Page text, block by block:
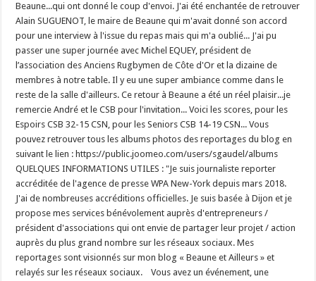
Beaune...qui ont donné le coup d'envoi. J'ai été enchantée de retrouver
Alain SUGUENOT, le maire de Beaune qui m'avait donné son accord
pour une interview à l'issue du repas mais qui m'a oublié... J'ai pu
passer une super journée avec Michel EQUEY, président de
l’association des Anciens Rugbymen de Côte d'Or et la dizaine de
membres à notre table. Il y eu une super ambiance comme dans le
reste de la salle d'ailleurs. Ce retour à Beaune a été un réel plaisir...je
remercie André et le CSB pour l'invitation... Voici les scores, pour les
Espoirs CSB 32-15 CSN, pour les Seniors CSB 14-19 CSN... Vous
pouvez retrouver tous les albums photos des reportages du blog en
suivant le lien : https://public.joomeo.com/users/sgaudel/albums
QUELQUES INFORMATIONS UTILES : "Je suis journaliste reporter
accréditée de l'agence de presse WPA New-York depuis mars 2018.
J'ai de nombreuses accréditions officielles. Je suis basée à Dijon et je
propose mes services bénévolement auprès d'entrepreneurs /
président d'associations qui ont envie de partager leur projet / action
auprès du plus grand nombre sur les réseaux sociaux. Mes
reportages sont visionnés sur mon blog « Beaune et Ailleurs » et
relayés sur les réseaux sociaux. Vous avez un événement, une